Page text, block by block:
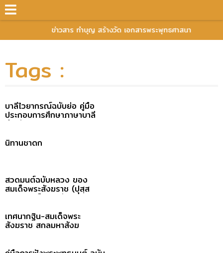
ข่าวสาร ทำบุญ สร้างวัด เอกสารพระพุทธศาสนา
Tags :
บาลีไวยากรณ์ฉบับย่อ คู่มือ
ประกอบการศึกษาภาษาบาลี
สำหรับประโยค ๑-๒ และ ป.ธ.
นิทานชาดก
สวดมนต์ฉบับหลวง ของ
สมเด็จพระสังฆราช (ปุสฺส
เทว)-สมเด็จพระสังฆราช
เทศนากฐิน-สมเด็จพระ
สังฆราช สกลมหาสังฆ